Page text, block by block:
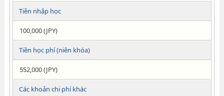
Tiền nhập học
100,000 (JPY)
Tiền học phí (niên khóa)
552,000 (JPY)
Các khoản chi phí khác